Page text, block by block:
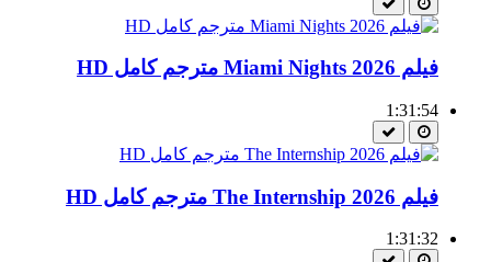
فيلم Miami Nights 2026 مترجم كامل HD
1:31:54
فيلم The Internship 2026 مترجم كامل HD
1:31:32